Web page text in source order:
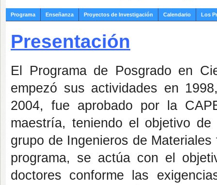
Programa Enseñanza Proyectos de Investigación Calendario Los
Presentación
El Programa de Posgrado en
empezó sus actividades en
2004, fue aprobado por la
maestría, teniendo el objetivo
grupo de Ingenieros de
programa, se actúa con el
doctores conforme las